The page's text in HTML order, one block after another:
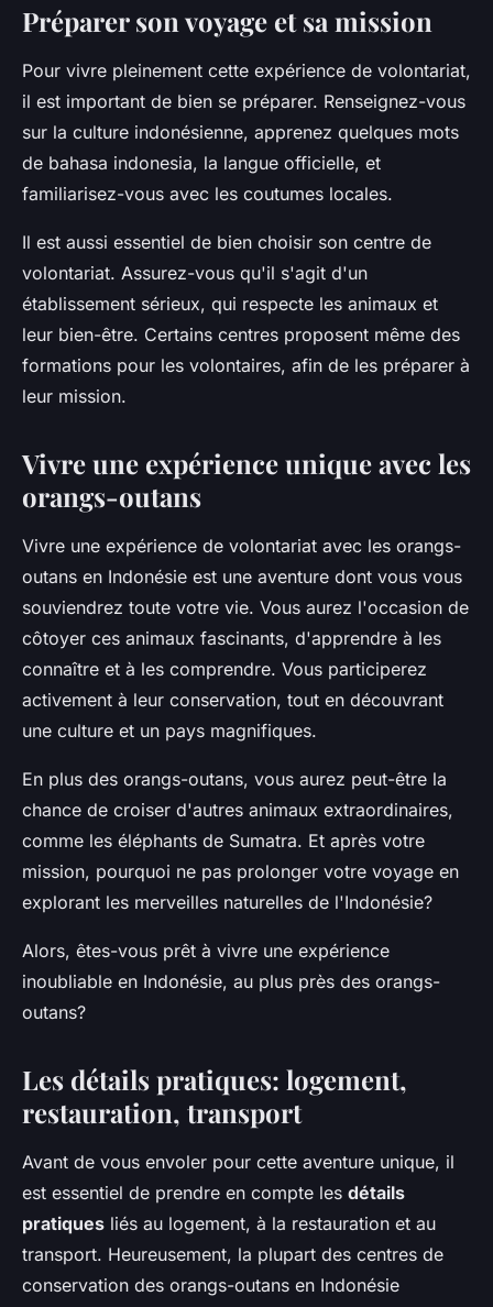
Préparer son voyage et sa mission
Pour vivre pleinement cette expérience de volontariat,
il est important de bien se préparer. Renseignez-vous
sur la culture indonésienne, apprenez quelques mots
de bahasa indonesia, la langue officielle, et
familiarisez-vous avec les coutumes locales.
Il est aussi essentiel de bien choisir son centre de
volontariat. Assurez-vous qu'il s'agit d'un
établissement sérieux, qui respecte les animaux et
leur bien-être. Certains centres proposent même des
formations pour les volontaires, afin de les préparer à
leur mission.
Vivre une expérience unique avec les
orangs-outans
Vivre une expérience de volontariat avec les orangs-
outans en Indonésie est une aventure dont vous vous
souviendrez toute votre vie. Vous aurez l'occasion de
côtoyer ces animaux fascinants, d'apprendre à les
connaître et à les comprendre. Vous participerez
activement à leur conservation, tout en découvrant
une culture et un pays magnifiques.
En plus des orangs-outans, vous aurez peut-être la
chance de croiser d'autres animaux extraordinaires,
comme les éléphants de Sumatra. Et après votre
mission, pourquoi ne pas prolonger votre voyage en
explorant les merveilles naturelles de l'Indonésie?
Alors, êtes-vous prêt à vivre une expérience
inoubliable en Indonésie, au plus près des orangs-
outans?
Les détails pratiques: logement,
restauration, transport
Avant de vous envoler pour cette aventure unique, il
est essentiel de prendre en compte les détails
pratiques liés au logement, à la restauration et au
transport. Heureusement, la plupart des centres de
conservation des orangs-outans en Indonésie